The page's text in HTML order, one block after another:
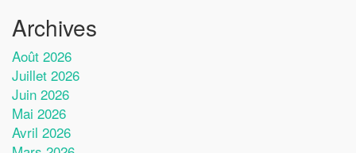
Archives
Août 2026
Juillet 2026
Juin 2026
Mai 2026
Avril 2026